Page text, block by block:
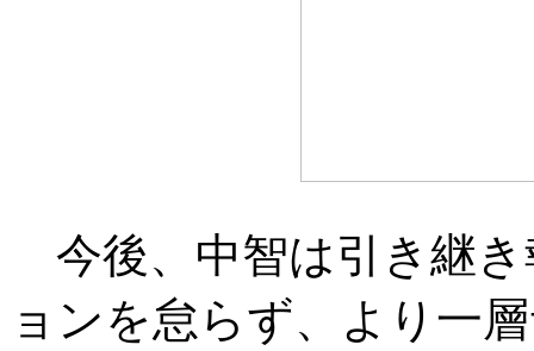
今後、中智は引き継
ョンを怠らず、より一